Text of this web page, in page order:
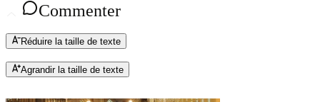
Commenter
Réduire la taille de texte
Agrandir la taille de texte